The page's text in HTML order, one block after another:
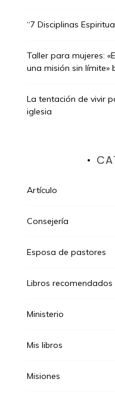
“7 Disciplinas
Taller para mujeres:
una misión sin límite»
La tentación de vivir
iglesia
Artículo
Consejería
Esposa de pastores
Libros recomendados
Ministerio
Mis libros
Misiones